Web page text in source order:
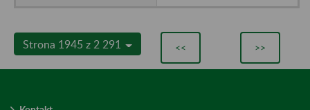
Strona 1945 z 2 291 << >>